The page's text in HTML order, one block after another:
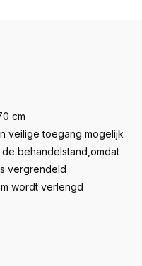
cm
veilige toegang mogelijk
behandelstand,omdat
vergrendeld
wordt verlengd